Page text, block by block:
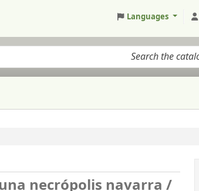
Languages
necrópolis navarra /